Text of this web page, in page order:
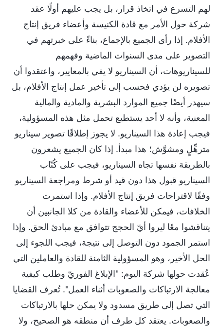
لهم التسرع في اتخاذ قرار، بل يجب عليهم أولًا عقد
شركة حول الأمر مع قادة الكنيسة وأعضاء فريق إنتاج
الأفلام. إذا رأى الجميع بالإجماع، بناءً على خبرتهم في
التصوير على مدى السنوات الماضية وفهمهم
للسيناريوهات، أن السيناريو لا يفي بالمعايير، واعتقدوا أن
تصويره لن يؤدي فحسب إلى تأخير عمل إنتاج الأفلام، بل
سيهدر أيضًا جميع الموارد البشرية والمادية والمالية
المعنية، وأنه لا أحد يستطيع تحمل مثل هذه المسؤولية،
فيجب إعادة هذا السيناريو. لا يجوز إطلاقًا تصوير سيناريو
مترهِّلٍ ومشوَّش؛ هذا مبدأ. إذا كان الجميع يشعرون
بالطريقة نفسها تجاه السيناريو، فيجب على كُتّاب
السيناريو قبول هذا دون قيد أو شرط ومراجعة السيناريو
وفقًا لاقتراحات فريق إنتاج الأفلام. وإذا استمرت
الخلافات، فيمكن للأعضاء والقادة من كلا الجانبين أن
يتناقشوا معًا ليروا أيّ الحجج تتوافق مع مبادئ الحق. وإذا
استمر الجمود دون التوصل إلى نتيجة، فيجب اللجوء إلى
الحل الأخير، وهو المسؤولية الثامنة للقادة والعاملين التي
عُقدت حولها شركة اليوم: "الإبلاغ الفوريّ وطلب كيفية
معالجة الارتباكات والصعوبات أثناء العمل". تُعرف القضايا
التي تصل إلى طريق مسدود ولا يمكن حلها بالارتباكات
والصعوبات. يعتقد كل طرف أن منطقه هو الصحيح، ولا